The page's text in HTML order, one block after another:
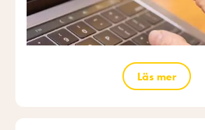
Läs mer